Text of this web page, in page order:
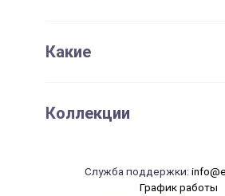
Активировать сертификат
Для детей
Парню
Юбилей
Свадьба
14 февраля
Какие
Необычные
Сувениры
Коллекции
Служба поддержки:
График работы